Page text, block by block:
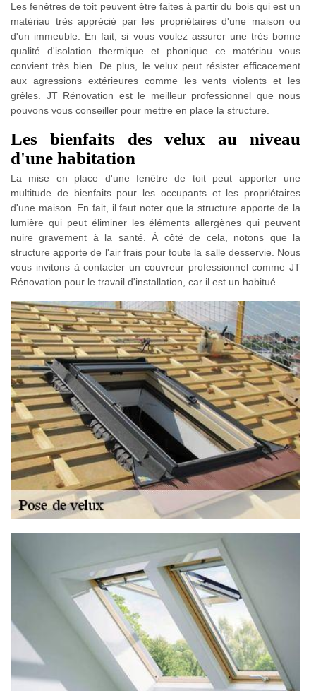
Les fenêtres de toit peuvent être faites à partir du bois qui est un
matériau très apprécié par les propriétaires d'une maison ou
d'un immeuble. En fait, si vous voulez assurer une très bonne
qualité d'isolation thermique et phonique ce matériau vous
convient très bien. De plus, le velux peut résister efficacement
aux agressions extérieures comme les vents violents et les
grêles. JT Rénovation est le meilleur professionnel que nous
pouvons vous conseiller pour mettre en place la structure.
Les bienfaits des velux au niveau
d'une habitation
La mise en place d'une fenêtre de toit peut apporter une
multitude de bienfaits pour les occupants et les propriétaires
d'une maison. En fait, il faut noter que la structure apporte de la
lumière qui peut éliminer les éléments allergènes qui peuvent
nuire gravement à la santé. À côté de cela, notons que la
structure apporte de l'air frais pour toute la salle desservie. Nous
vous invitons à contacter un couvreur professionnel comme JT
Rénovation pour le travail d'installation, car il est un habitué.